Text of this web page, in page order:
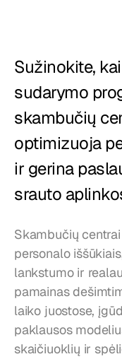
Maisto tiekimas
Kainos
Sužinokite,
sudarymo
skambučių
optimizuoja
ir gerina
srauto
Skambučių
personalo
lankstumo ir
pamainas
laiko juostose,
paklausos
skaičiuoklių ir